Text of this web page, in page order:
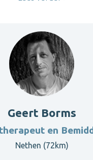
Geert Borms
en
Nethen (72km)